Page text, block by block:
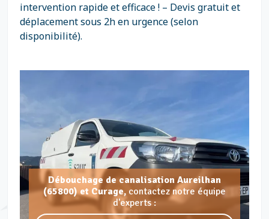
intervention rapide et efficace ! – Devis gratuit et
déplacement sous 2h en urgence (selon
disponibilité).
Débouchage de canalisation Aureilhan
(65800) et Curage, contactez notre équipe
d'experts :